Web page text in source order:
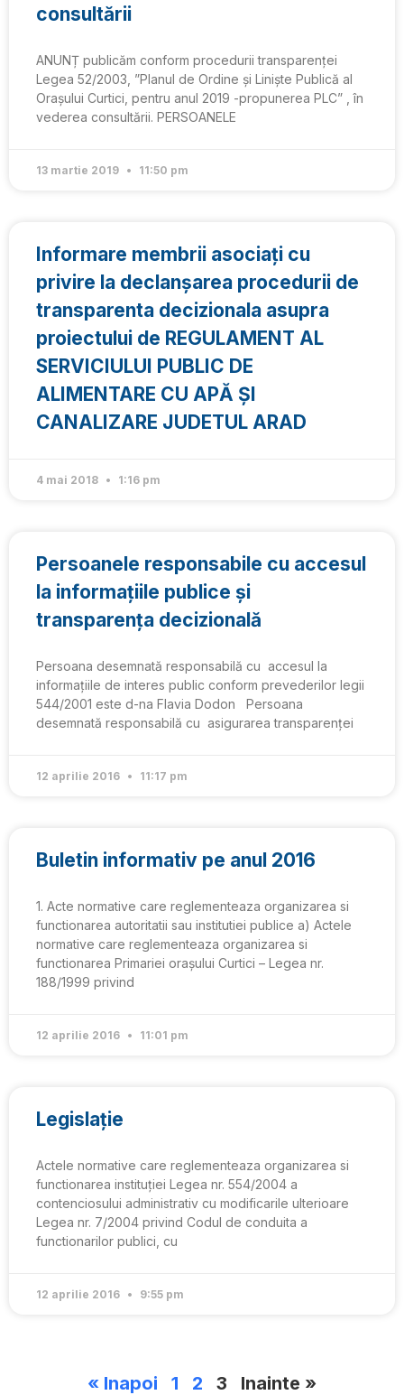
consultării
ANUNȚ publicăm conform procedurii transparenței
Legea 52/2003, ”Planul de Ordine și Liniște Publică al
Orașului Curtici, pentru anul 2019 -propunerea PLC” , în
vederea consultării. PERSOANELE
13 martie 2019 11:50 pm
Informare membrii asociați cu
privire la declanșarea procedurii de
transparenta decizionala asupra
proiectului de REGULAMENT AL
SERVICIULUI PUBLIC DE
ALIMENTARE CU APĂ ȘI
CANALIZARE JUDETUL ARAD
4 mai 2018 1:16 pm
Persoanele responsabile cu accesul
la informațiile publice și
transparența decizională
Persoana desemnată responsabilă cu accesul la
informațiile de interes public conform prevederilor legii
544/2001 este d-na Flavia Dodon Persoana
desemnată responsabilă cu asigurarea transparenței
12 aprilie 2016 11:17 pm
Buletin informativ pe anul 2016
1. Acte normative care reglementeaza organizarea si
functionarea autoritatii sau institutiei publice a) Actele
normative care reglementeaza organizarea si
functionarea Primariei orașului Curtici – Legea nr.
188/1999 privind
12 aprilie 2016 11:01 pm
Legislație
Actele normative care reglementeaza organizarea si
functionarea instituției Legea nr. 554/2004 a
contenciosului administrativ cu modificarile ulterioare
Legea nr. 7/2004 privind Codul de conduita a
functionarilor publici, cu
12 aprilie 2016 9:55 pm
« Inapoi 1 2 3 Inainte »